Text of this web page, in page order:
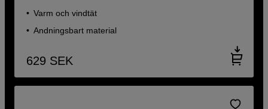
Varm och vindtät
Andningsbart material
629 SEK